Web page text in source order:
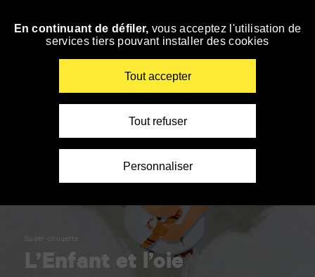
Skip
Super-chouette
L’Enfant et l’oie
En continuant de défiler, vous acceptez l'utilisation de
services tiers pouvant installer des cookies
Tout accepter
Tout refuser
Personnaliser